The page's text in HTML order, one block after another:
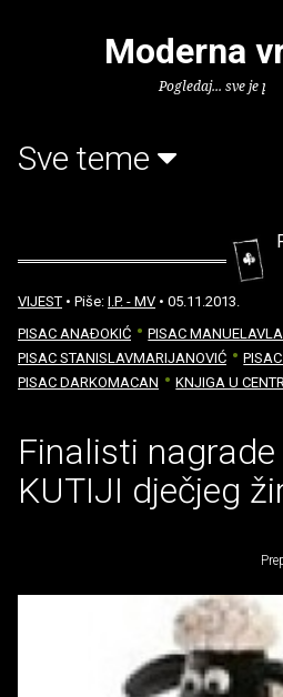
Moderna
Pogledaj... sve je
Sve teme
VIJEST • Piše: I.P. - MV • 05.11.2013.
PISAC ANAÐOKIĆ
PISAC
PISAC STANISLAVMARIJANOVIĆ
PISAC DARKOMACAN
KNJIGA U
Finalisti nagrade
KUTIJI dječjeg